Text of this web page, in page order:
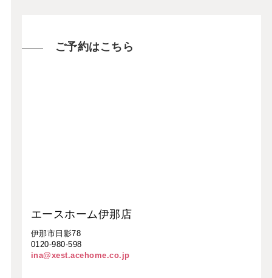
ご予約はこちら
エースホーム伊那店
伊那市日影78
0120-980-598
ina@xest.acehome.co.jp